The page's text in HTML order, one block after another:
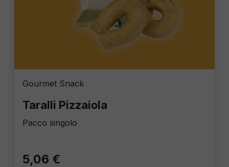
Gourmet Snack
Taralli Pizzaiola
Pacco singolo
5,06 €